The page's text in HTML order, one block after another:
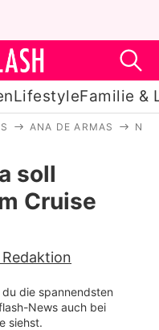
LifestyleFamilie &
ANA DE ARMAS
soll
Cruise
du die spannendsten
News auch bei
siehst.